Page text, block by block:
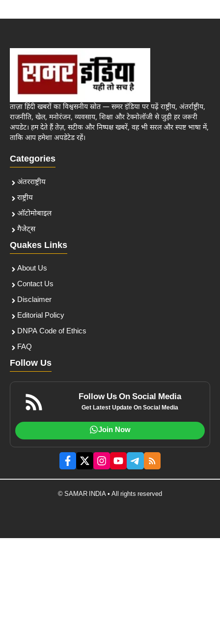
ताज़ा हिंदी खबरों का विश्वसनीय स्रोत — समर इंडिया पर पढ़ें राष्ट्रीय, अंतर्राष्ट्रीय,
राजनीति, खेल, मनोरंजन, व्यवसाय, शिक्षा और टेक्नोलॉजी से जुड़ी हर जरूरी
अपडेट। हम देते हैं तेज़, सटीक और निष्पक्ष खबरें, वह भी सरल और स्पष्ट भाषा में,
ताकि आप हमेशा अपडेटेड रहें।
Categories
अंतरराष्ट्रीय
राष्ट्रीय
ऑटोमोबाइल
गैजेट्स
Quakes Links
About Us
Contact Us
Disclaimer
Editorial Policy
DNPA Code of Ethics
FAQ
Follow Us
Follow Us On Social Media
Get Latest Update On Social Media
Join Now
© SAMAR INDIA • All rights reserved